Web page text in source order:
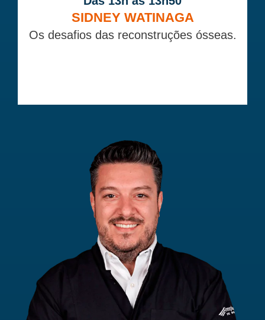
SIDNEY WATINAGA
Os desafios das reconstruções ósseas.